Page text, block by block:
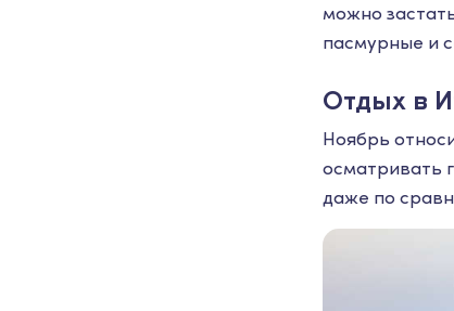
можно
пасмурные и
Отдых в
Ноябрь
осматривать
даже по